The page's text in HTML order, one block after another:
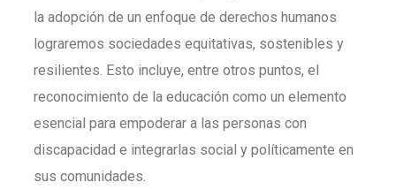
la adopción de un enfoque de derechos humanos
lograremos sociedades equitativas, sostenibles y
resilientes. Esto incluye, entre otros puntos, el
reconocimiento de la educación como un elemento
esencial para empoderar a las personas con
discapacidad e integrarlas social y políticamente en
sus comunidades.